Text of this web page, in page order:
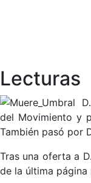
Lecturas
del Movimiento y
También pasó por
Tras una oferta a
de la última página